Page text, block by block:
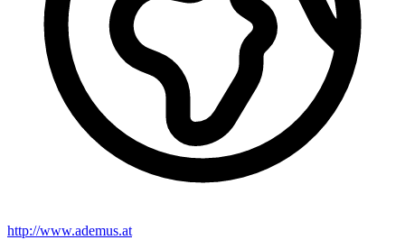
http://www.ademus.at